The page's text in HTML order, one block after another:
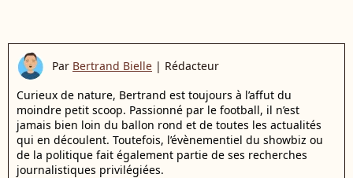
Par Bertrand Bielle | Rédacteur
Curieux de nature, Bertrand est toujours à l’affut du
moindre petit scoop. Passionné par le football, il n’est
jamais bien loin du ballon rond et de toutes les actualités
qui en découlent. Toutefois, l’évènementiel du showbiz ou
de la politique fait également partie de ses recherches
journalistiques privilégiées.